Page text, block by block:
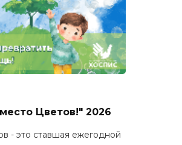
Цветов!" 2026
- это ставшая ежегодной